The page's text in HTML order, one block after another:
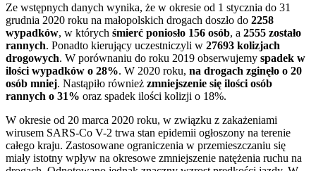
Ze wstępnych danych wynika, że w okresie od 1 stycznia do 31
grudnia 2020 roku na małopolskich drogach doszło do 2258
wypadków, w których śmierć poniosło 156 osób, a 2555 zostało
rannych. Ponadto kierujący uczestniczyli w 27693 kolizjach
drogowych. W porównaniu do roku 2019 obserwujemy spadek w
ilości wypadków o 28%. W 2020 roku, na drogach zginęło o 20
osób mniej. Nastąpiło również zmniejszenie się ilości osób
rannych o 31% oraz spadek ilości kolizji o 18%.
W okresie od 20 marca 2020 roku, w związku z zakażeniami
wirusem SARS-Co V-2 trwa stan epidemii ogłoszony na terenie
całego kraju. Zastosowane ograniczenia w przemieszczaniu się
miały istotny wpływ na okresowe zmniejszenie natężenia ruchu na